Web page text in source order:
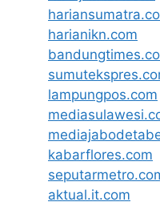
harianikn.com
lampungpos.com
kabarflores.com
aktual.it.com